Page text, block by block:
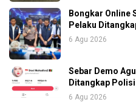
Bongkar Online
Pelaku
6 Agu 2026
Sebar Demo
Ditangkap Polisi
6 Agu 2026